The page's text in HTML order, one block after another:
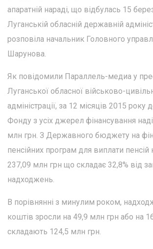
апаратній нараді, що відбулась 15
Луганській обласній державній
розповіла начальник Головного
Шарунова.
Як повідомили Параллель-медиа у
Луганської обласної військово-
адміністрації, за 12 місяців 2015
Фонду з усіх джерел фінансування
млн грн. З Державного бюджету на
пенсійних програм для виплати пенсій
237,09 млн грн що складає 32,8% від
надходжень.
В порівнянні з минулим роком,
коштів зросли на 49,9 млн грн або на
складають 124,5 млн грн.